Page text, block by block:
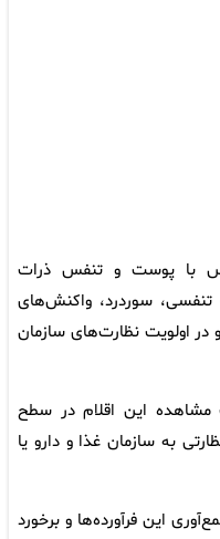
با پوست و تنفس ذرات
سوردرد، واکنش‌های
در اولویت نظارت‌های سازمان
این اقلام در سطح
به سازمان غذا و دارو یا
این فرآورده‌ها و برخورد